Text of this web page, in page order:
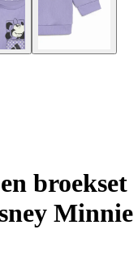
broekset
Minnie